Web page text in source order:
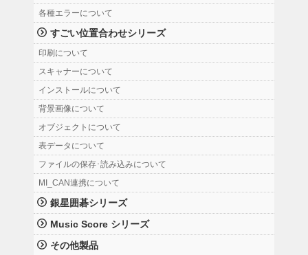
各種エラーについて
すごい位置合わせシリーズ
印刷について
スキャナーについて
インストールについて
背景画像について
オブジェクトについて
表データについて
ファイルの保存･読み込みについて
MI_CAN連携について
銀星囲碁シリーズ
Music Score シリーズ
その他製品